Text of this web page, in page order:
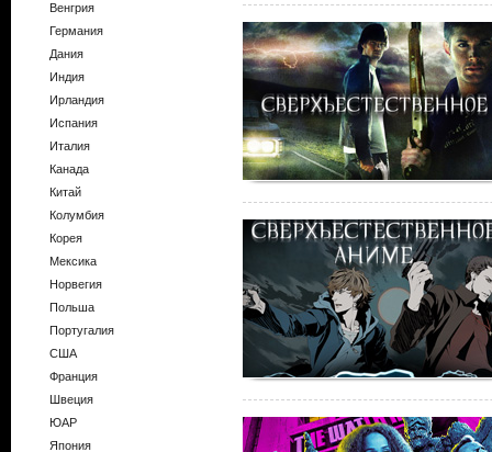
Венгрия
Германия
Дания
Индия
Ирландия
Испания
Италия
Канада
Китай
Колумбия
Корея
Мексика
Норвегия
Польша
Португалия
США
Франция
Швеция
ЮАР
Япония